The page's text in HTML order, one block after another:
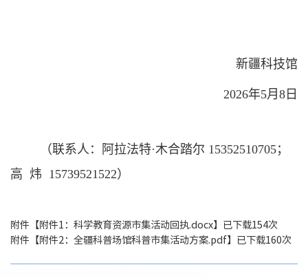
新疆科技馆
2026年5月 8 日
（联系人：阿拉法特·木合踏尔 15352510705；
高 炜 15739521522）
附件【附件1：科学教育资源市集活动回执.docx】已下载154次
附件【附件2：全疆科普场馆科普市集活动方案.pdf】已下载160次